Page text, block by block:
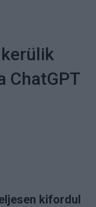
ChatGPT
kifordul